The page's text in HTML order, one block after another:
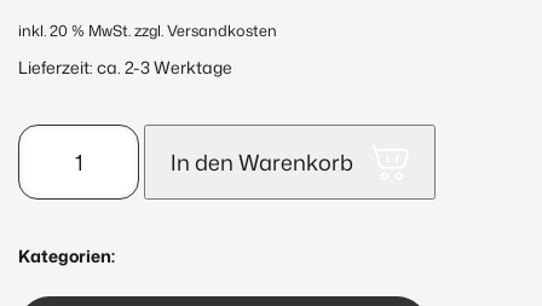
inkl. 20 % MwSt.zzgl. Versandkosten
Lieferzeit: ca. 2-3 Werktage
Pro-
Lift-
Cream
50ml
Menge
In den Warenkorb
Kategorien: